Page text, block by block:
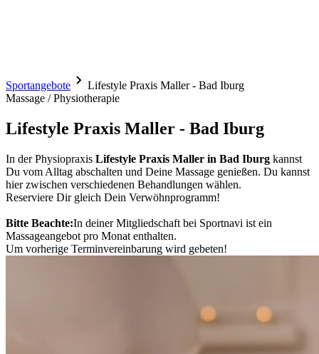
Sportangebote
Lifestyle Praxis Maller - Bad Iburg
Massage / Physiotherapie
Lifestyle Praxis Maller - Bad Iburg
In der Physiopraxis Lifestyle Praxis Maller in Bad Iburg kannst
Du vom Alltag abschalten und Deine Massage genießen. Du kannst
hier zwischen verschiedenen Behandlungen wählen.
Reserviere Dir gleich Dein Verwöhnprogramm!
Bitte Beachte:In deiner Mitgliedschaft bei Sportnavi ist ein
Massageangebot pro Monat enthalten.
Um vorherige Terminvereinbarung wird gebeten!